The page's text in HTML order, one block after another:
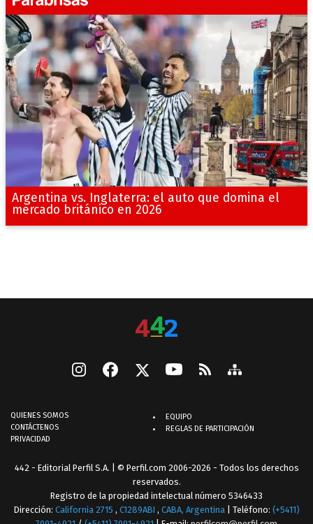
Argentina vs. Inglaterra: el auto que domina el
mercado británico en 2026
QUIENES SOMOS
CONTÁCTENOS
PRIVACIDAD
EQUIPO
REGLAS DE PARTICIPACIÓN
442 - Editorial Perfil S.A. | © Perfil.com 2006-2026 - Todos los derechos
reservados.
Registro de la propiedad intelectual número 5346433
Dirección: California 2715 , C1289ABI , CABA, Argentina | Teléfono: (+5411)